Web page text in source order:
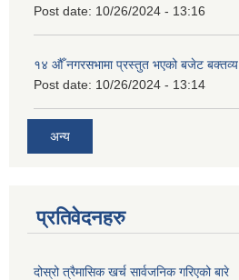
Post date: 10/26/2024 - 13:16
१४ औँ नगरसभामा प्रस्तुत भएको बजेट बक्तव्य
Post date: 10/26/2024 - 13:14
अन्य
प्रतिवेदनहरु
दोस्रो त्रैमासिक खर्च सार्वजनिक गरिएको बारे